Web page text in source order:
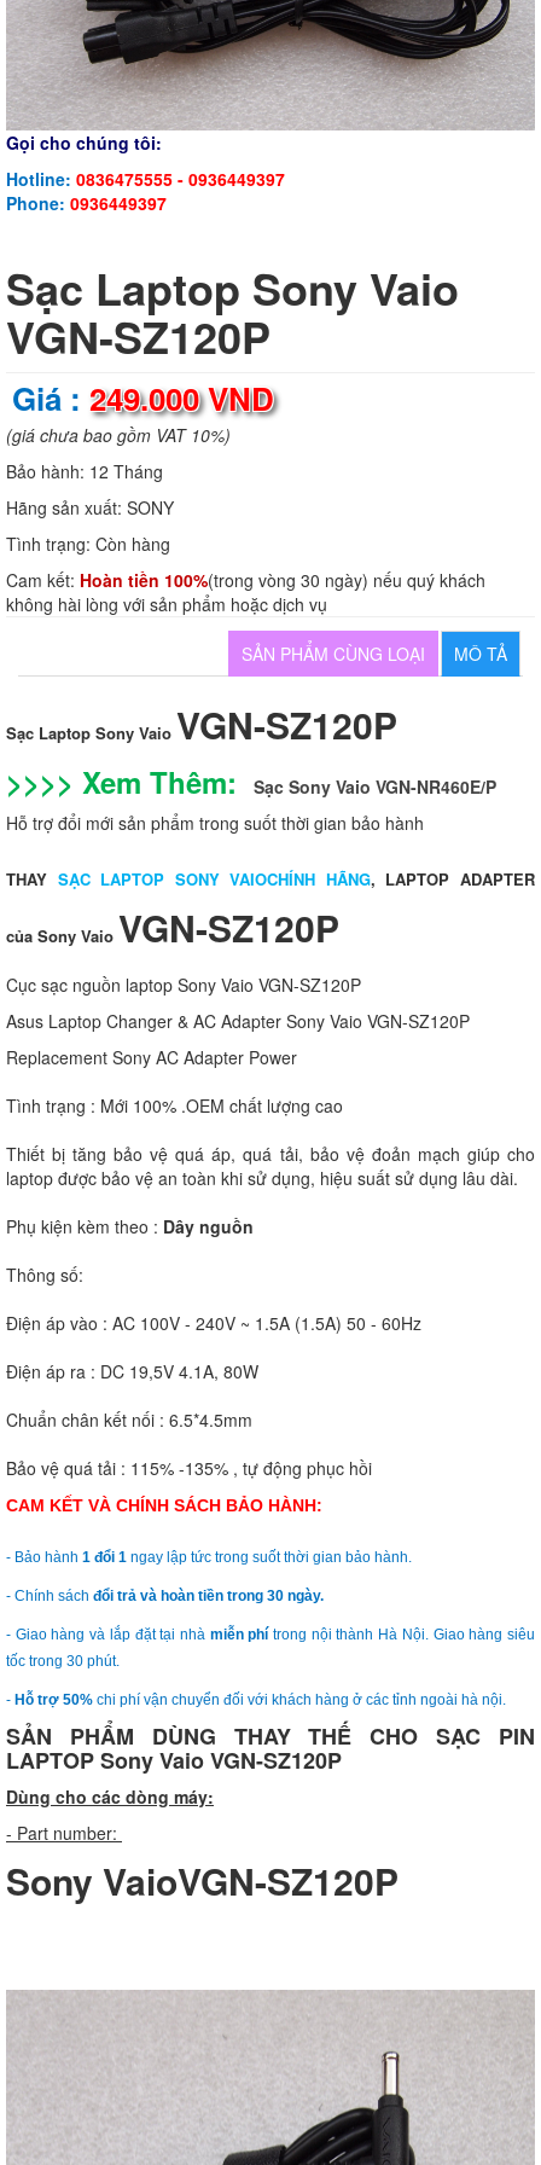
Gọi cho chúng tôi:
Hotline: 0836475555 - 0936449397
Phone: 0936449397
Sạc Laptop Sony Vaio
VGN-SZ120P
Giá : 249.000 VND
(giá chưa bao gồm VAT 10%)
Bảo hành: 12 Tháng
Hãng sản xuất: SONY
Tình trạng: Còn hàng
Cam kết: Hoàn tiền 100%(trong vòng 30 ngày) nếu quý khách
không hài lòng với sản phẩm hoặc dịch vụ
MÔ TẢ
SẢN PHẨM CÙNG LOẠI
Sạc Laptop Sony Vaio VGN-SZ120P
>>>> Xem Thêm:
Sạc Sony Vaio VGN-NR460E/P
Hỗ trợ đổi mới sản phẩm trong suốt thời gian bảo hành
THAY SẠC LAPTOP SONY VAIOCHÍNH HÃNG, LAPTOP ADAPTER
của Sony Vaio VGN-SZ120P
Cục sạc nguồn laptop Sony Vaio VGN-SZ120P
Asus Laptop Changer & AC Adapter Sony Vaio VGN-SZ120P
Replacement Sony AC Adapter Power
Tình trạng : Mới 100% .OEM chất lượng cao
Thiết bị tăng bảo vệ quá áp, quá tải, bảo vệ đoản mạch giúp cho
laptop được bảo vệ an toàn khi sử dụng, hiệu suất sử dụng lâu dài.
Phụ kiện kèm theo : Dây nguồn
Thông số:
Điện áp vào : AC 100V - 240V ~ 1.5A (1.5A) 50 - 60Hz
Điện áp ra : DC 19,5V 4.1A, 80W
Chuẩn chân kết nối : 6.5*4.5mm
Bảo vệ quá tải : 115% -135% , tự động phục hồi
CAM KẾT VÀ CHÍNH SÁCH BẢO HÀNH:
- Bảo hành 1 đổi 1 ngay lập tức trong suốt thời gian bảo hành.
- Chính sách đổi trả và hoàn tiền trong 30 ngày.
- Giao hàng và lắp đặt tại nhà miễn phí trong nội thành Hà Nội. Giao hàng siêu
tốc trong 30 phút.
- Hỗ trợ 50% chi phí vận chuyển đối với khách hàng ở các tỉnh ngoài hà nội.
SẢN PHẨM DÙNG THAY THẾ CHO SẠC PIN
LAPTOP Sony Vaio VGN-SZ120P
Dùng cho các dòng máy:
- Part number:
Sony VaioVGN-SZ120P